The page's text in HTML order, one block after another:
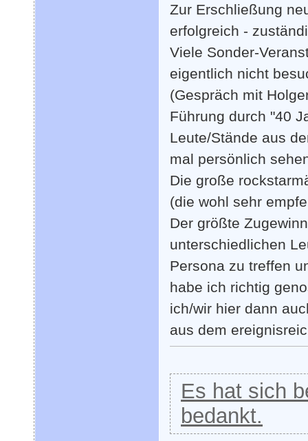
Zur Erschließung
erfolgreich -
Viele Sonder-
eigentlich nicht
(Gespräch mit
Führung durch "40
Leute/Stände aus
mal persönlich
Die große
(die wohl sehr
Der größte
unterschiedlichen
Persona zu treffen
habe ich richtig
ich/wir hier dann
aus dem
Es hat sich
bedankt.